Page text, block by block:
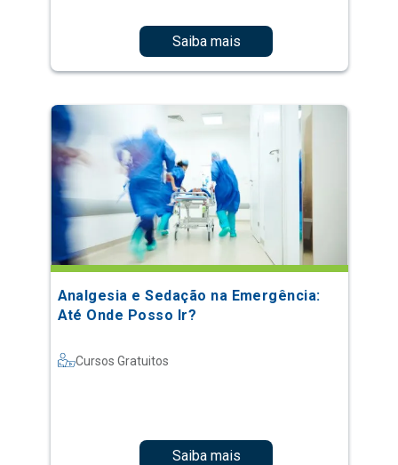
Saiba mais
Analgesia e Sedação na Emergência:
Até Onde Posso Ir?
Cursos Gratuitos
Saiba mais